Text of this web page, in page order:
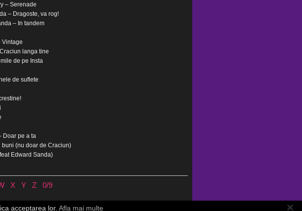
– Serenade
– Dragoste, va rog!
– In tandem
Vintage
langa tine
de pe Insta
de suflete
Doar pe a ta
buni (nu doar de Craciun)
Edward Sanda)
X Y Z 0/9
acceptarea lor. Afla mai multe